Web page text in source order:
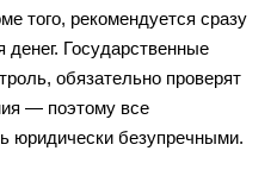
того, рекомендуется сразу
денег. Государственные
обязательно проверят
— поэтому все
юридически безупречными.